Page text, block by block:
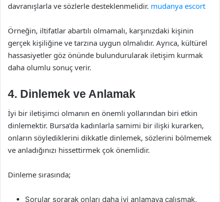
davranışlarla ve sözlerle desteklenmelidir. mudanya escort
Örneğin, iltifatlar abartılı olmamalı, karşınızdaki kişinin
gerçek kişiliğine ve tarzına uygun olmalıdır. Ayrıca, kültürel
hassasiyetler göz önünde bulundurularak iletişim kurmak
daha olumlu sonuç verir.
4. Dinlemek ve Anlamak
İyi bir iletişimci olmanın en önemli yollarından biri etkin
dinlemektir. Bursa’da kadınlarla samimi bir ilişki kurarken,
onların söylediklerini dikkatle dinlemek, sözlerini bölmemek
ve anladığınızı hissettirmek çok önemlidir.
Dinleme sırasında;
Sorular sorarak onları daha iyi anlamaya çalışmak,